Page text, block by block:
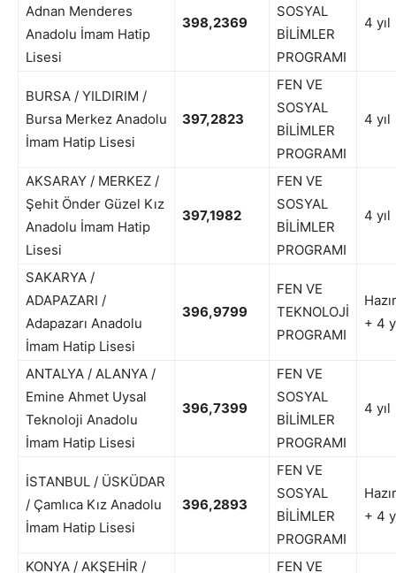
Adnan Menderes
Anadolu İmam Hatip
Lisesi
398,2369
SOSYAL
BİLİMLER
PROGRAMI
4 yıl
BURSA / YILDIRIM /
Bursa Merkez Anadolu
İmam Hatip Lisesi
397,2823
FEN VE
SOSYAL
BİLİMLER
PROGRAMI
4 yıl
AKSARAY / MERKEZ /
Şehit Önder Güzel Kız
Anadolu İmam Hatip
Lisesi
397,1982
FEN VE
SOSYAL
BİLİMLER
PROGRAMI
4 yıl
SAKARYA /
ADAPAZARI /
Adapazarı Anadolu
İmam Hatip Lisesi
396,9799
FEN VE
TEKNOLOJİ
PROGRAMI
+ 4
ANTALYA / ALANYA /
Emine Ahmet Uysal
Teknoloji Anadolu
İmam Hatip Lisesi
396,7399
FEN VE
SOSYAL
BİLİMLER
PROGRAMI
4 yıl
İSTANBUL / ÜSKÜDAR
/ Çamlıca Kız Anadolu
İmam Hatip Lisesi
396,2893
FEN VE
SOSYAL
BİLİMLER
PROGRAMI
+ 4
KONYA / AKŞEHİR / FEN VE